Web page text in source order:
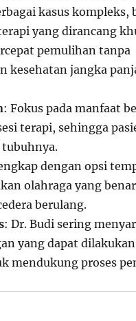
kasus kompleks,
yang dirancang
pemulihan tanpa
kesehatan jangka
: Fokus pada manfaat
terapi, sehingga
dengan opsi
olahraga yang
berulang.
: Dr. Budi sering
yang dapat
mendukung proses